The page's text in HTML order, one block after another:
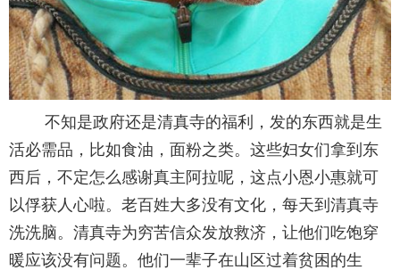
不知是政府还是清真寺的福利，发的东西就是生
活必需品，比如食油，面粉之类。这些妇女们拿到东
西后，不定怎么感谢真主阿拉呢，这点小恩小惠就可
以俘获人心啦。老百姓大多没有文化，每天到清真寺
洗洗脑。清真寺为穷苦信众发放救济，让他们吃饱穿
暖应该没有问题。他们一辈子在山区过着贫困的生